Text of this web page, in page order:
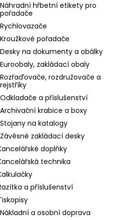
Náhradní hřbetní etikety pro
pořadače
Rychlovazače
Kroužkové pořadače
Desky na dokumenty a obálky
Euroobaly, zakládací obaly
Rozřaďovače, rozdružovače a
rejstříky
Odkladače a příslušenství
Archivační krabice a boxy
Stojany na katalogy
Závěsné zakládací desky
doplňky
technika
a příslušenství
Nákladní a osobní doprava